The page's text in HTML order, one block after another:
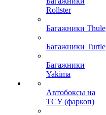
Rollster
Багажники Thule
Багажники Turtle
Багажники
Yakima
Автобоксы на
ТСУ (фаркоп)